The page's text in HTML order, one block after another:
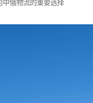
中俄物流的重要选择